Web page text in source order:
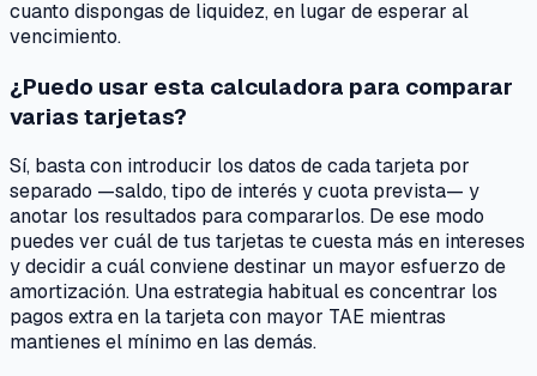
cuanto dispongas de liquidez, en lugar de esperar al
vencimiento.
¿Puedo usar esta calculadora para comparar
varias tarjetas?
Sí, basta con introducir los datos de cada tarjeta por
separado —saldo, tipo de interés y cuota prevista— y
anotar los resultados para compararlos. De ese modo
puedes ver cuál de tus tarjetas te cuesta más en intereses
y decidir a cuál conviene destinar un mayor esfuerzo de
amortización. Una estrategia habitual es concentrar los
pagos extra en la tarjeta con mayor TAE mientras
mantienes el mínimo en las demás.